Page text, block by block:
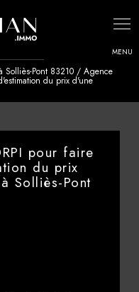
Pont 83210 / Agence
du prix d'une
pour faire
du prix
Solliès-Pont